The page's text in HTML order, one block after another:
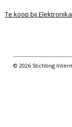
Te koop bij
© 2026 Stichting